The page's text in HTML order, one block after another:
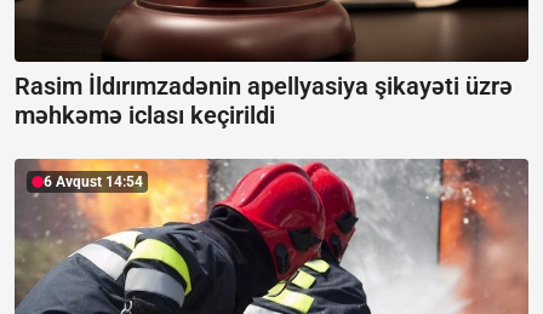
Rasim İldırımzadənin apellyasiya şikayəti üzrə
məhkəmə iclası keçirildi
6 Avqust 14:54